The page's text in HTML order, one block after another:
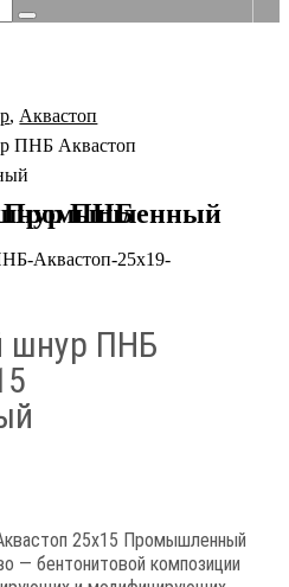
, Аквастоп
ПНБ Аквастоп
25х15 Промышленный
шнур ПНБ
25х15 Промышленный
— бентонитовой композиции